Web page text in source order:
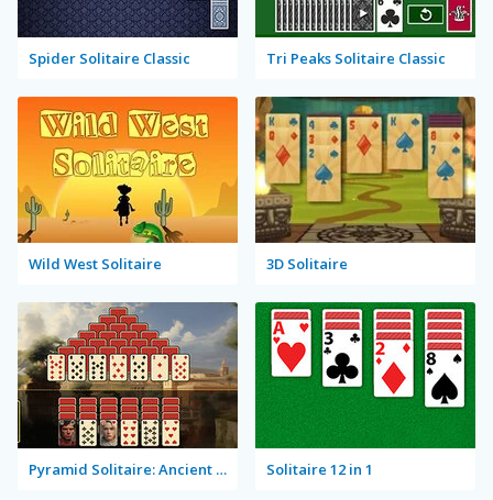
Spider Solitaire Classic Tri Peaks Solitaire Classic
Wild West Solitaire 3D Solitaire
Pyramid Solitaire: Ancient Rome Solitaire 12 in 1